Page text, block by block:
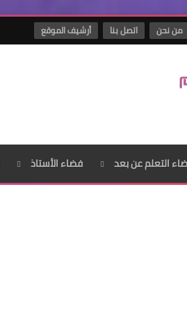
من نحن اتصل بنا أرشيف الموقع
التعلم عن بعد فضاء الأستاذ